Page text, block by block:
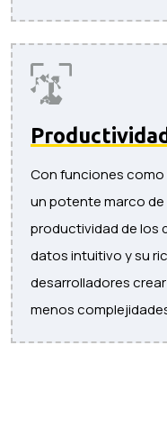
Con funciones
un potente marco de
productividad de los
datos intuitivo y su
desarrolladores
menos